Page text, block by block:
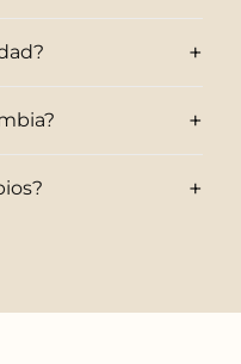
+
+
+